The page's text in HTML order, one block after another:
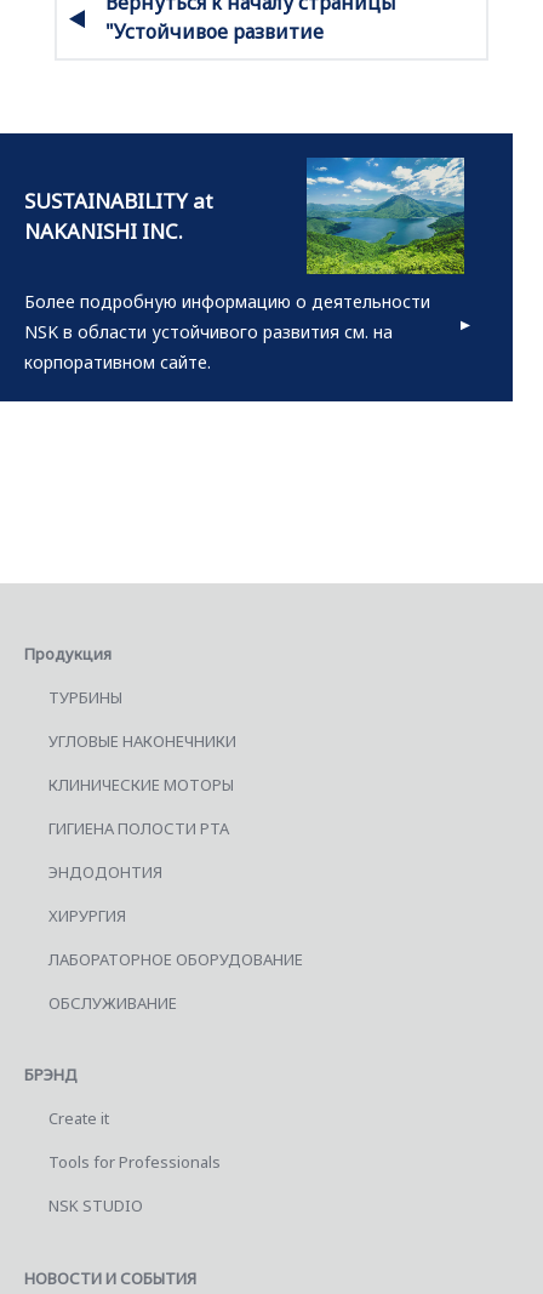
"Устойчивое развитие
Более подробную информацию о деятельности
NSK в области устойчивого развития см. на
корпоративном сайте.
Продукция
ТУРБИНЫ
УГЛОВЫЕ НАКОНЕЧНИКИ
КЛИНИЧЕСКИЕ МОТОРЫ
ГИГИЕНА ПОЛОСТИ РТА
ЭНДОДОНТИЯ
ХИРУРГИЯ
ЛАБОРАТОРНОЕ ОБОРУДОВАНИЕ
ОБСЛУЖИВАНИЕ
БРЭНД
Create it
Tools for Professionals
NSK STUDIO
НОВОСТИ И СОБЫТИЯ